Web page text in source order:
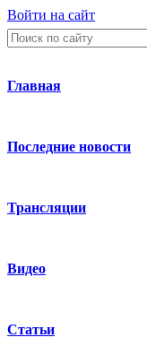
Войти на сайт
Главная
Последние новости
Трансляции
Видео
Статьи